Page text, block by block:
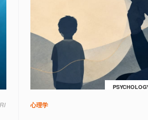
心理学